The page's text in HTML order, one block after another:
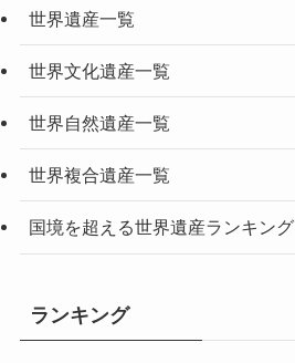
世界遺産一覧
世界文化遺産一覧
世界自然遺産一覧
世界複合遺産一覧
国境を超える世界遺産ランキング
ランキング